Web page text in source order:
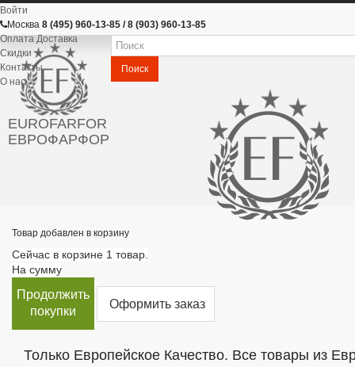
Войти
Москва 8 (495) 960-13-85 / 8 (903) 960-13-85
Оплата Доставка
Скидки
Контакты
О нас
EUROFARFOR
ЕВРОФАРФОР
Поиск
Товар добавлен в корзину
Сейчас в корзине 1 товар.
На сумму
Продолжить
покупки
Оформить заказ
Только Европейское Качество. Все товары из